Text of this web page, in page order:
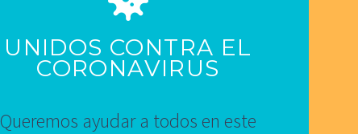
UNIDOS CONTRA EL
CORONAVIRUS
Queremos ayudar a todos en este